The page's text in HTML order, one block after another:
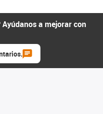
a mejorar con